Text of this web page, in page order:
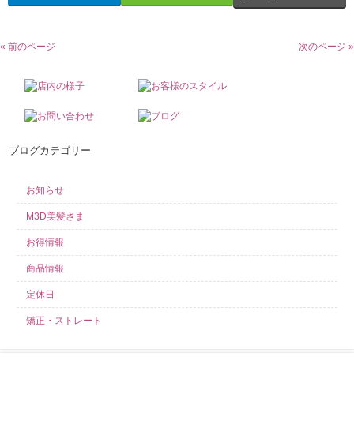
« 前のページ 次のページ »
ブログカテゴリー
お知らせ
M3D美髪さま
お得情報
商品情報
定休日
矯正・ストレート